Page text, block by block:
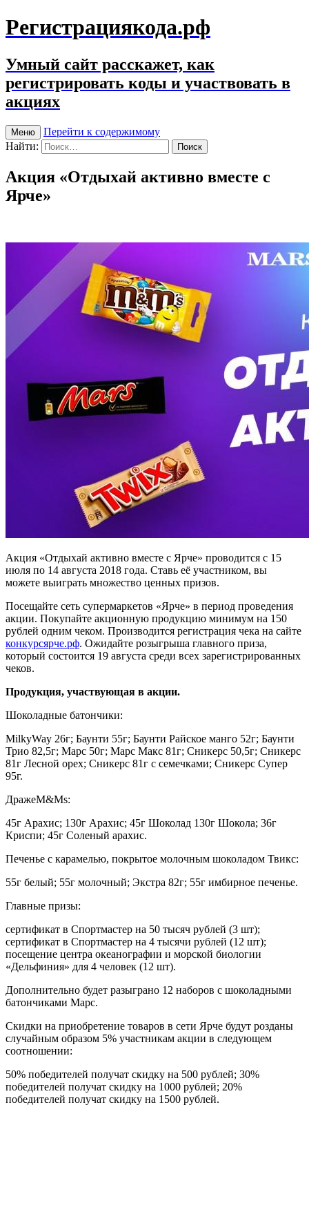
Регистрациякода.рф
Умный сайт расскажет, как
регистрировать коды и участвовать в
акциях
Меню
Перейти к содержимому
Найти:
Акция «Отдыхай активно вместе с
Ярче»
Акция «Отдыхай активно вместе с Ярче» проводится с 15
июля по 14 августа 2018 года. Ставь её участником, вы
можете выиграть множество ценных призов.
Посещайте сеть супермаркетов «Ярче» в период проведения
акции. Покупайте акционную продукцию минимум на 150
рублей одним чеком. Производится регистрация чека на сайте
конкурсярче.рф. Ожидайте розыгрыша главного приза,
который состоится 19 августа среди всех зарегистрированных
чеков.
Продукция, участвующая в акции.
Шоколадные батончики:
MilkyWay 26г; Баунти 55г; Баунти Райское манго 52г; Баунти
Трио 82,5г; Марс 50г; Марс Макс 81г; Сникерс 50,5г; Сникерс
81г Лесной орех; Сникерс 81г с семечками; Сникерс Супер
95г.
ДражеM&Ms:
45г Арахис; 130г Арахис; 45г Шоколад 130г Шокола; 36г
Криспи; 45г Соленый арахис.
Печенье с карамелью, покрытое молочным шоколадом Твикс:
55г белый; 55г молочный; Экстра 82г; 55г имбирное печенье.
Главные призы:
сертификат в Спортмастер на 50 тысяч рублей (3 шт);
сертификат в Спортмастер на 4 тысячи рублей (12 шт);
посещение центра океанографии и морской биологии
«Дельфиния» для 4 человек (12 шт).
Дополнительно будет разыграно 12 наборов с шоколадными
батончиками Марс.
Скидки на приобретение товаров в сети Ярче будут розданы
случайным образом 5% участникам акции в следующем
соотношении:
50% победителей получат скидку на 500 рублей; 30%
победителей получат скидку на 1000 рублей; 20%
победителей получат скидку на 1500 рублей.